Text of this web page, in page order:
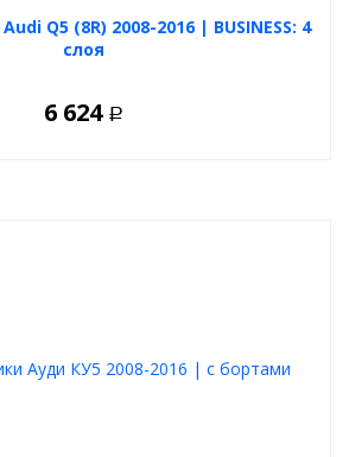
Q5 (8R) 2008-2016 | BUSINESS: 4
слоя
6 624 Р